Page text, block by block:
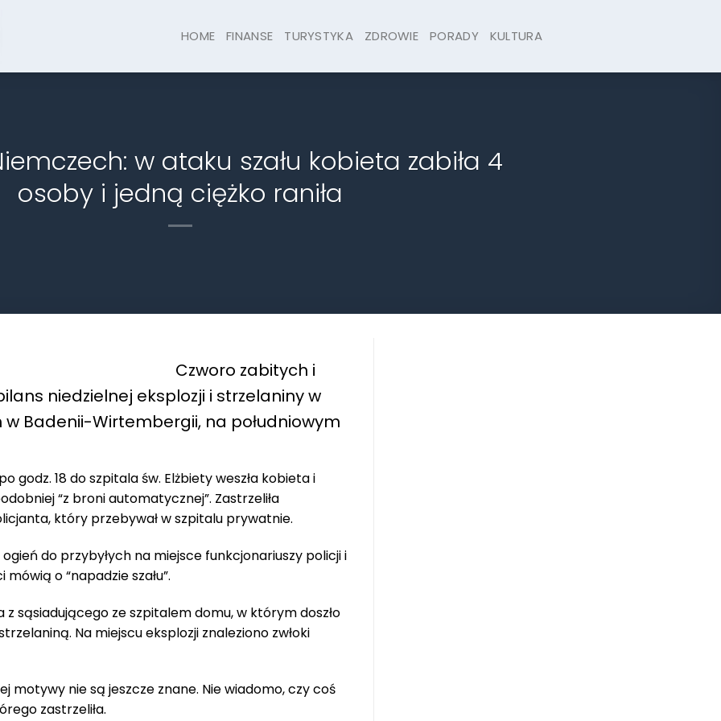
HOME FINANSE TURYSTYKA ZDROWIE PORADY KULTURA
w ataku szału kobieta zabiła 4
osoby i jedną ciężko raniła
Czworo zabitych i
niedzielnej eksplozji i strzelaniny w
Badenii-Wirtembergii, na południowym
godz. 18 do szpitala św. Elżbiety weszła kobieta i
“z broni automatycznej”. Zastrzeliła
który przebywał w szpitalu prywatnie.
do przybyłych na miejsce funkcjonariuszy policji i
o “napadzie szału”.
z sąsiadującego ze szpitalem domu, w którym doszło
Na miejscu eksplozji znaleziono zwłoki
motywy nie są jeszcze znane. Nie wiadomo, czy coś
zastrzeliła.